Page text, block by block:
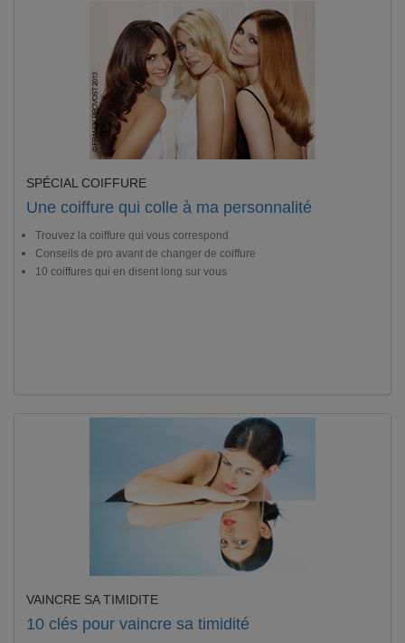
SPÉCIAL COIFFURE
Une coiffure qui colle à ma personnalité
Trouvez la coiffure qui vous correspond
Conseils de pro avant de changer de coiffure
10 coiffures qui en disent long sur vous
VAINCRE SA TIMIDITE
10 clés pour vaincre sa timidité